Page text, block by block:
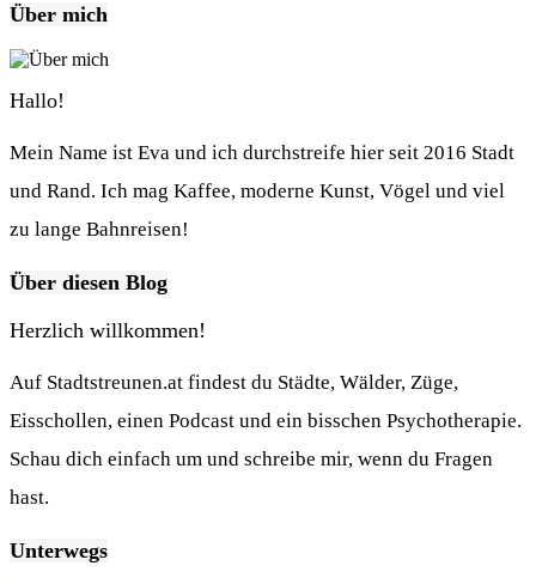
Über mich
Hallo!
Mein Name ist Eva und ich durchstreife hier seit 2016 Stadt
und Rand. Ich mag Kaffee, moderne Kunst, Vögel und viel
zu lange Bahnreisen!
Über diesen Blog
Herzlich willkommen!
Auf Stadtstreunen.at findest du Städte, Wälder, Züge,
Eisschollen, einen Podcast und ein bisschen Psychotherapie.
Schau dich einfach um und schreibe mir, wenn du Fragen
hast.
Unterwegs